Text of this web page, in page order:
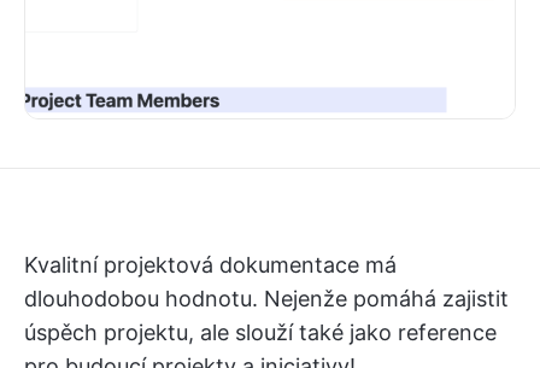
Kvalitní projektová dokumentace má
dlouhodobou hodnotu. Nejenže pomáhá zajistit
úspěch projektu, ale slouží také jako reference